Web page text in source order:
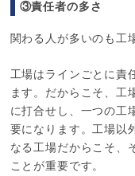
③責任者の多さ
関わる人が多いのも工
工場はラインごとに責
ます。だからこそ、工
に打合せし、一つの工
要になります。工場以
なる工場だからこそ、
ことが重要です。